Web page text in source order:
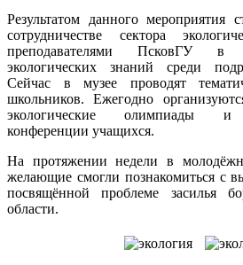
Результатом данного мероприятия
сотрудничестве сектора
преподавателями ПсковГУ в
экологических знаний среди
Сейчас в музее проводят
школьников. Ежегодно
экологические олимпиады и
конференции учащихся.
На протяжении недели в
желающие смогли познакомиться с
посвящённой проблеме засилья
области.